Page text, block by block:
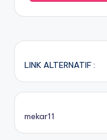
LINK ALTERNATIF :
mekar11